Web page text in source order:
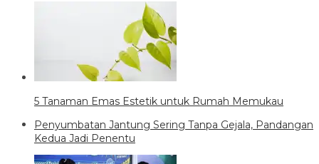
5 Tanaman Emas Estetik untuk Rumah Memukau
Penyumbatan Jantung Sering Tanpa Gejala, Pandangan
Kedua Jadi Penentu